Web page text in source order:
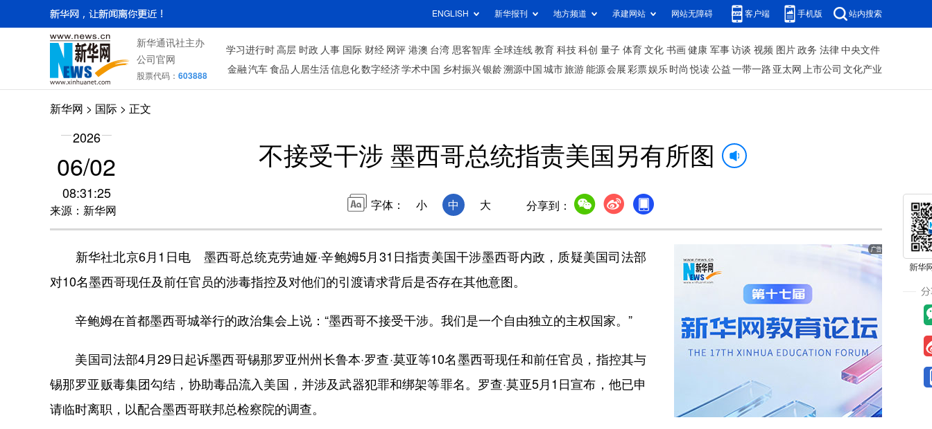
ENGLISH 新华报刊 地方频道 承建网站 网站无障碍 客户端 手机版 站内搜索
新华通讯社主办
公司官网
股票代码： 603888
学习进行时 高层 时政 人事 国际 财经 网评 港澳 台湾 思客智库 全球连线 教育 科技 科创 量子 体育 文化 书画 健康 军事 访谈 视频 图片 政务 法律 中央文件
金融 汽车 食品 人居生活信息化数字经济学术中国 乡村振兴银龄溯源中国 城市旅游 能源 会展 彩票娱乐 时尚 悦读 公益 一带一路 亚太网 上市公司 文化产业
新华网 > 国际 > 正文
2026
06/02
08:31:25
来源：新华网
不接受干涉 墨西哥总统指责美国另有所图
字体： 小 中 大 分享到：
新华社北京6月1日电 墨西哥总统克劳迪娅·辛鲍姆5月31日指责美国干涉墨西哥内政，质疑美国司法部
对10名墨西哥现任及前任官员的涉毒指控及对他们的引渡请求背后是否存在其他意图。
辛鲍姆在首都墨西哥城举行的政治集会上说：“墨西哥不接受干涉。我们是一个自由独立的主权国家。”
美国司法部4月29日起诉墨西哥锡那罗亚州州长鲁本·罗查·莫亚等10名墨西哥现任和前任官员，指控其与
锡那罗亚贩毒集团勾结，协助毒品流入美国，并涉及武器犯罪和绑架等罪名。罗查·莫亚5月1日宣布，他已申
请临时离职，以配合墨西哥联邦总检察院的调查。